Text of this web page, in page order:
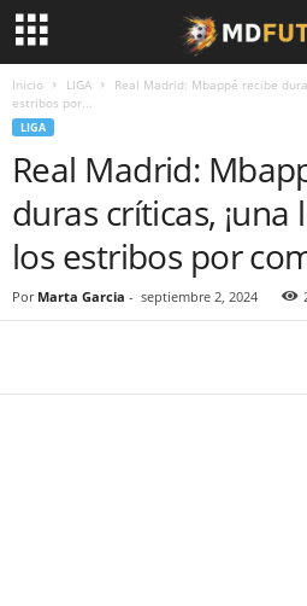
Inicio LIGA
Real Madrid: Mbappé recibe
estribos por...
LIGA
Real Madrid:
duras críticas,
los estribos por
Por Marta Garcia - septiembre 2, 2024